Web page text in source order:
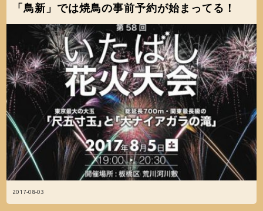
2017-08-03
「鳥新」では焼鳥の事前予約が始まってる！